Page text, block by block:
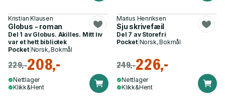
Kristian Klausen
Globus - roman
Del 1 av Globus. Akilles. Mitt liv
var et hett bibliotek
Pocket| Norsk, Bokmål
229,-208,-
Nettlager
Klikk&Hent
Marius Henriksen
Sju skrivefæil
Del 7 av Storefri
Pocket| Norsk, Bokmål
249,-226,-
Nettlager
Klikk&Hent